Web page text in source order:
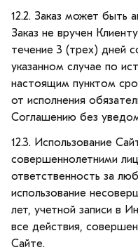
12.2. Заказ может быть
Заказ не вручен
течение 3 (трех) дней
указанном случае по
настоящим пунктом
от исполнения
Соглашению без
12.3. Использование
совершеннолетними
ответственность за
использование
лет, учетной записи в
все действия,
Сайте.